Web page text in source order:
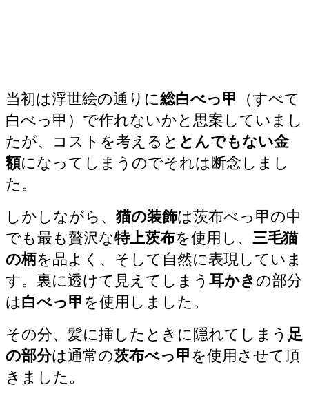
当初は浮世絵の通りに総白べっ甲
（すべて
白べっ甲）で作れないかと思案していまし
たが、コストを考えると とんでもない金
額になってしまうのでそれは断念しまし
た。
しかしながら、 猫の装飾は茨布べっ甲の中
でも最も贅沢な特上茨布を使用し、 三毛猫
の柄を品よく、そして自然に表現していま
す。裏に透けて見えてしまう 耳かきの部分
は白べっ甲 を使用しました。
その分、髪に挿したときに隠れてしまう 足
の部分は通常の茨布べっ甲 を使用させて頂
きました。